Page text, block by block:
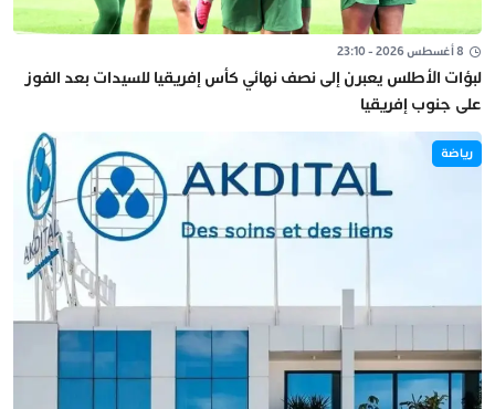
8 أغسطس 2026 - 23:10
لبؤات الأطلس يعبرن إلى نصف نهائي كأس إفريقيا للسيدات بعد الفوز
على جنوب إفريقيا
رياضة